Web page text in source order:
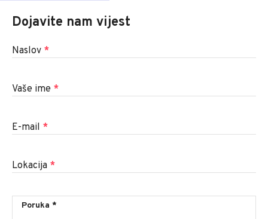
Dojavite nam vijest
Naslov *
Vaše ime *
E-mail *
Lokacija *